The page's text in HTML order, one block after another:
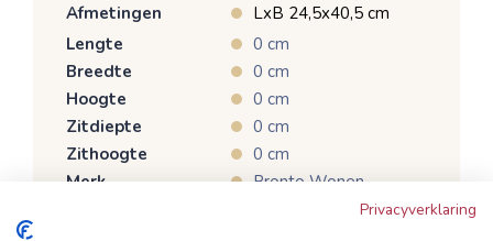
Afmetingen
LxB 24,5x40,5 cm
Lengte
0 cm
Breedte
0 cm
Hoogte
0 cm
Zitdiepte
0 cm
Zithoogte
0 cm
Merk
Pronto Wonen
WoonaccessoiresPrivacyverklaring